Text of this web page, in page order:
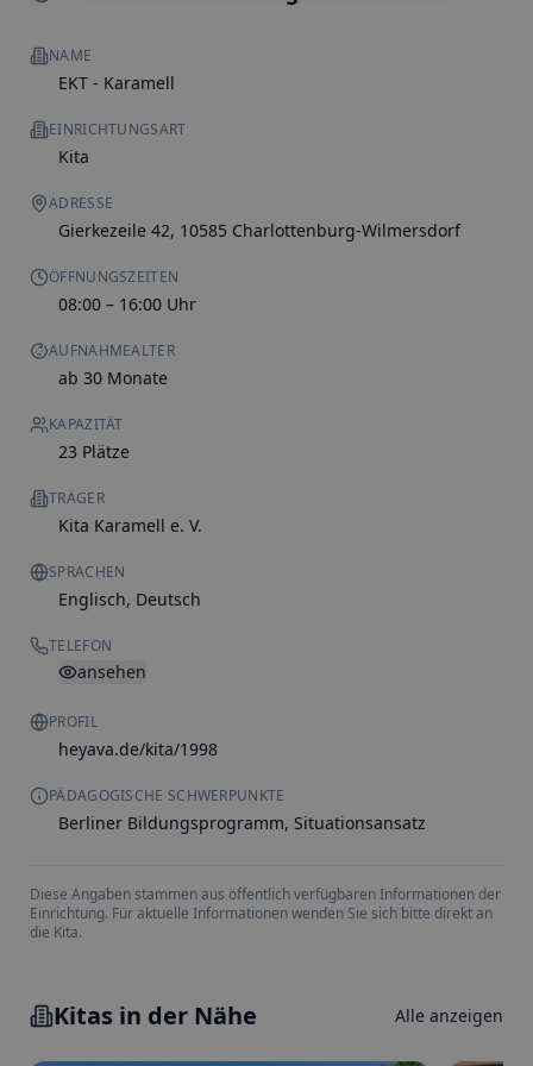
NAME
EKT - Karamell
EINRICHTUNGSART
Kita
ADRESSE
Gierkezeile 42, 10585 Charlottenburg-Wilmersdorf
ÖFFNUNGSZEITEN
08:00 – 16:00 Uhr
AUFNAHMEALTER
ab 30 Monate
KAPAZITÄT
23 Plätze
TRÄGER
Kita Karamell e. V.
SPRACHEN
Englisch, Deutsch
TELEFON
ansehen
PROFIL
heyava.de/kita/1998
PÄDAGOGISCHE SCHWERPUNKTE
Berliner Bildungsprogramm, Situationsansatz
Diese Angaben stammen aus öffentlich verfügbaren Informationen der
Einrichtung. Für aktuelle Informationen wenden Sie sich bitte direkt an
die Kita.
Kitas in der Nähe Alle anzeigen